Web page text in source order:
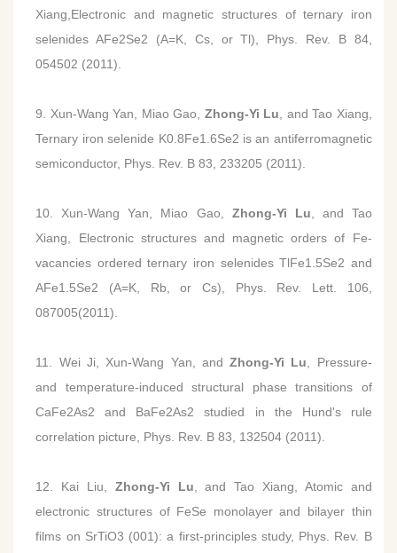
Xiang,Electronic and magnetic structures of ternary iron
selenides AFe2Se2 (A=K, Cs, or Tl), Phys. Rev. B 84,
054502 (2011).
9. Xun-Wang Yan, Miao Gao, Zhong-Yi Lu, and Tao Xiang,
Ternary iron selenide K0.8Fe1.6Se2 is an antiferromagnetic
semiconductor, Phys. Rev. B 83, 233205 (2011).
10. Xun-Wang Yan, Miao Gao, Zhong-Yi Lu, and Tao
Xiang, Electronic structures and magnetic orders of Fe-
vacancies ordered ternary iron selenides TlFe1.5Se2 and
AFe1.5Se2 (A=K, Rb, or Cs), Phys. Rev. Lett. 106,
087005(2011).
11. Wei Ji, Xun-Wang Yan, andZhong-Yi Lu, Pressure-
and temperature-induced structural phase transitions of
CaFe2As2 and BaFe2As2 studied in the Hund's rule
correlation picture, Phys. Rev. B 83, 132504 (2011).
12. Kai Liu, Zhong-Yi Lu, and Tao Xiang, Atomic and
electronic structures of FeSe monolayer and bilayer thin
films on SrTiO3 (001): a first-principles study, Phys. Rev. B